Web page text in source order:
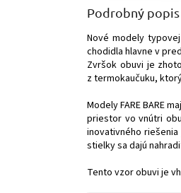
Podrobný popis
Nové modely
chodidla hlavne v
Zvršok obuvi je
z termokaučuku,
Modely FARE BARE
priestor vo vnútri
inovativného
stielky sa dajú
Tento vzor obuvi je